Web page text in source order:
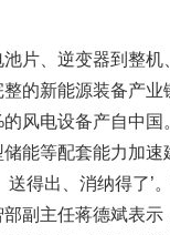
池片、逆变器到整机
的新能源装备产业
风电设备产自中国
能等配套能力加速
送得出、消纳得了’
副主任蒋德斌表示